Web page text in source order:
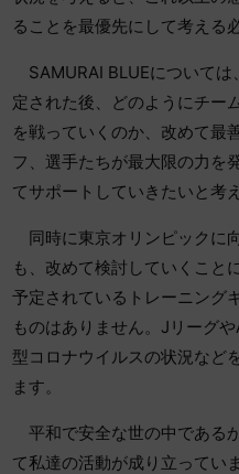
ることを最優先にして考える
SAMURAI BLUEについては
定された後、
どのようにチー
を戦っていくのか、改めて最
フ、選手たちが最大限の力を
てサポートしていきたいと考
同時に東京オリンピックに
も、改めて検討していくこと
予定されているトレーニング
ものはありません。Jリーグ
型コロナウイルスの状況など
ます。
平和で安全な世の中である
て私達の活動が成り立ってい